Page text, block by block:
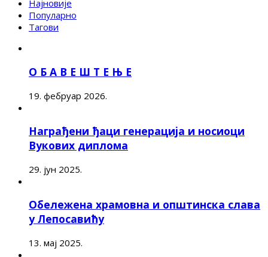
Најновије
Популарно
Тагови
О Б А В Е Ш Т Е Њ Е
19. фебруар 2026.
Награђени ђаци генерација и носиоци
Вукових диплома
29. јун 2025.
Обележена храмовна и општинска слава
у Лепосавићу
13. мај 2025.